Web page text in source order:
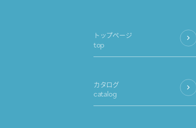
トップページ
top
カタログ
catalog